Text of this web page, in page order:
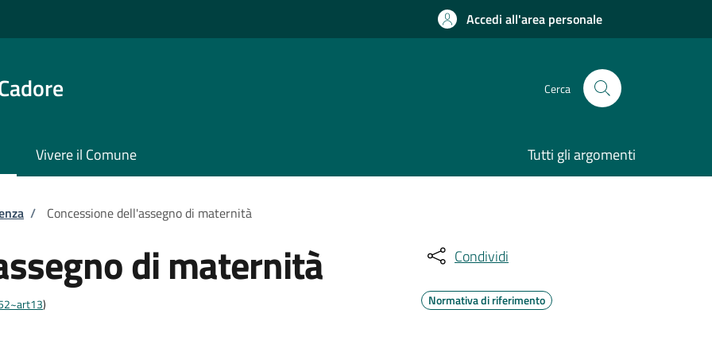
Accedi all'area personale
Cerca
Vivere il Comune Tutti gli argomenti
/ Concessione dell'assegno di maternità
di maternità
)
Condividi
Normativa di riferimento